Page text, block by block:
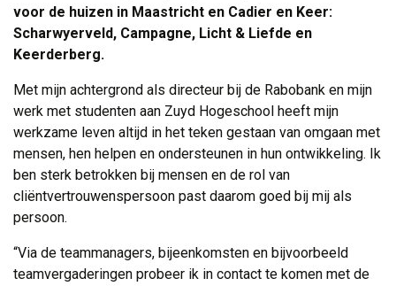
voor de huizen in Maastricht en Cadier en Keer:
Scharwyerveld, Campagne, Licht & Liefde en
Keerderberg.
Met mijn achtergrond als directeur bij de Rabobank en mijn
werk met studenten aan Zuyd Hogeschool heeft mijn
werkzame leven altijd in het teken gestaan van omgaan met
mensen, hen helpen en ondersteunen in hun ontwikkeling. Ik
ben sterk betrokken bij mensen en de rol van
cliëntvertrouwenspersoon past daarom goed bij mij als
persoon.
“Via de teammanagers, bijeenkomsten en bijvoorbeeld
teamvergaderingen probeer ik in contact te komen met de